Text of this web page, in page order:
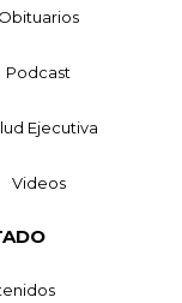
Obituarios
Podcast
Ejecutiva
Videos